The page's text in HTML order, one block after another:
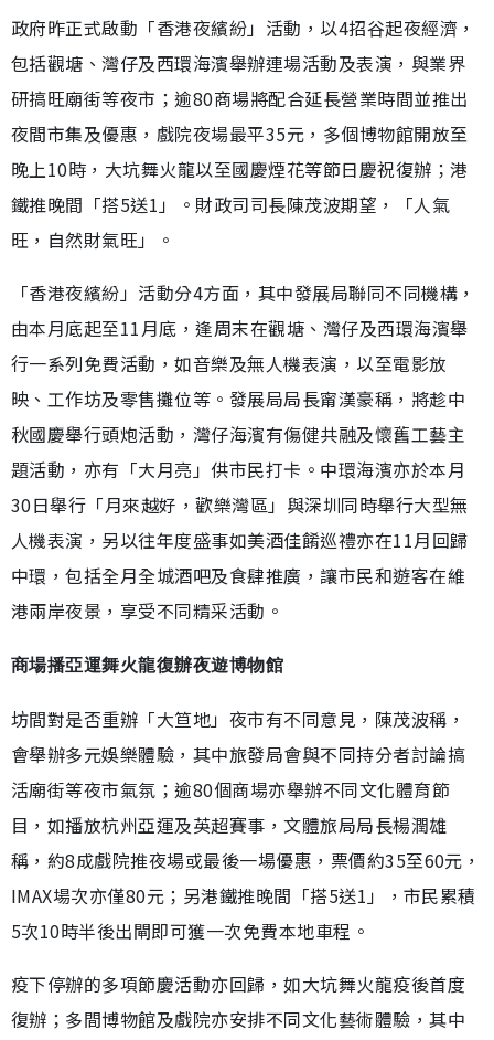
政府昨正式啟動「香港夜繽紛」活動，以4招谷起夜經濟，
包括觀塘、灣仔及西環海濱舉辦連場活動及表演，與業界
研搞旺廟街等夜市；逾80商場將配合延長營業時間並推出
夜間市集及優惠，戲院夜場最平35元，多個博物館開放至
晚上10時，大坑舞火龍以至國慶煙花等節日慶祝復辦；港
鐵推晚間「搭5送1」。財政司司長陳茂波期望，「人氣
旺，自然財氣旺」。
「香港夜繽紛」活動分4方面，其中發展局聯同不同機構，
由本月底起至11月底，逢周末在觀塘、灣仔及西環海濱舉
行一系列免費活動，如音樂及無人機表演，以至電影放
映、工作坊及零售攤位等。發展局局長甯漢豪稱，將趁中
秋國慶舉行頭炮活動，灣仔海濱有傷健共融及懷舊工藝主
題活動，亦有「大月亮」供市民打卡。中環海濱亦於本月
30日舉行「月來越好，歡樂灣區」與深圳同時舉行大型無
人機表演，另以往年度盛事如美酒佳餚巡禮亦在11月回歸
中環，包括全月全城酒吧及食肆推廣，讓市民和遊客在維
港兩岸夜景，享受不同精采活動。
商場播亞運舞火龍復辦夜遊博物館
坊間對是否重辦「大笪地」夜市有不同意見，陳茂波稱，
會舉辦多元娛樂體驗，其中旅發局會與不同持分者討論搞
活廟街等夜市氣氛；逾80個商場亦舉辦不同文化體育節
目，如播放杭州亞運及英超賽事，文體旅局局長楊潤雄
稱，約8成戲院推夜場或最後一場優惠，票價約35至60元，
IMAX場次亦僅80元；另港鐵推晚間「搭5送1」，市民累積
5次10時半後出閘即可獲一次免費本地車程。
疫下停辦的多項節慶活動亦回歸，如大坑舞火龍疫後首度
復辦；多間博物館及戲院亦安排不同文化藝術體驗，其中